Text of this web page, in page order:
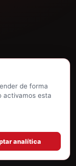
de forma
activamos esta
analítica
archivo